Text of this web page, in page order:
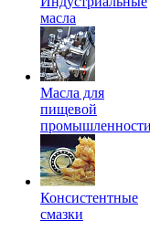
масла
Масла для
пищевой
Консистентные
смазки